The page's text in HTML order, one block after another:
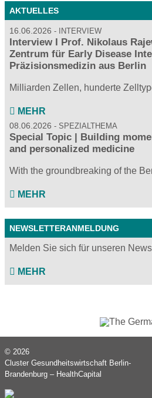
AKTUELLES
16.06.2026 INTERVIEW
Interview I Prof. Nikolaus
Zentrum für Early Disease
Präzisionsmedizin aus Berlin
Milliarden Zellen, hunderte
MEHR
08.06.2026 SPEZIALTHEMA
Special Topic | Building
and personalized medicine
With the groundbreaking of the
MEHR
NEWSLETTERANMELDUNG
Melden Sie sich für unseren
MEHR
© 2026
Cluster Gesundheitswirtschaft Berlin-
Brandenburg – HealthCapital